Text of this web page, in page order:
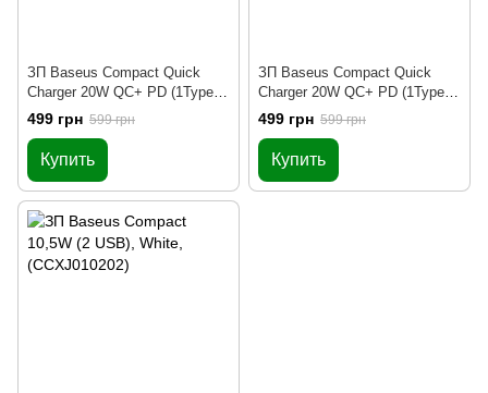
ЗП Baseus Compact Quick
Charger 20W QC+ PD (1Type-C
+ 1USB), Black (CCXJ-B01)
499 грн 599 грн
Купить
ЗП Baseus Compact Quick
Charger 20W QC+ PD (1Type-C
+ 1USB), White (CCXJ-B02)
499 грн 599 грн
Купить